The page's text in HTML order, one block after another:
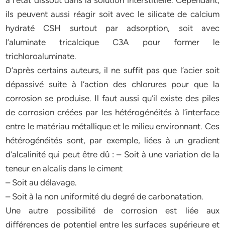
ils peuvent aussi réagir soit avec le silicate de calcium
hydraté CSH surtout par adsorption, soit avec
l’aluminate tricalcique C3A pour former le
trichloroaluminate.
D’après certains auteurs, il ne suffit pas que l’acier soit
dépassivé suite à l’action des chlorures pour que la
corrosion se produise. Il faut aussi qu’il existe des piles
de corrosion créées par les hétérogénéités à l’interface
entre le matériau métallique et le milieu environnant. Ces
hétérogénéités sont, par exemple, liées à un gradient
d’alcalinité qui peut être dû : – Soit à une variation de la
teneur en alcalis dans le ciment
– Soit au délavage.
– Soit à la non uniformité du degré de carbonatation.
Une autre possibilité de corrosion est liée aux
différences de potentiel entre les surfaces supérieure et